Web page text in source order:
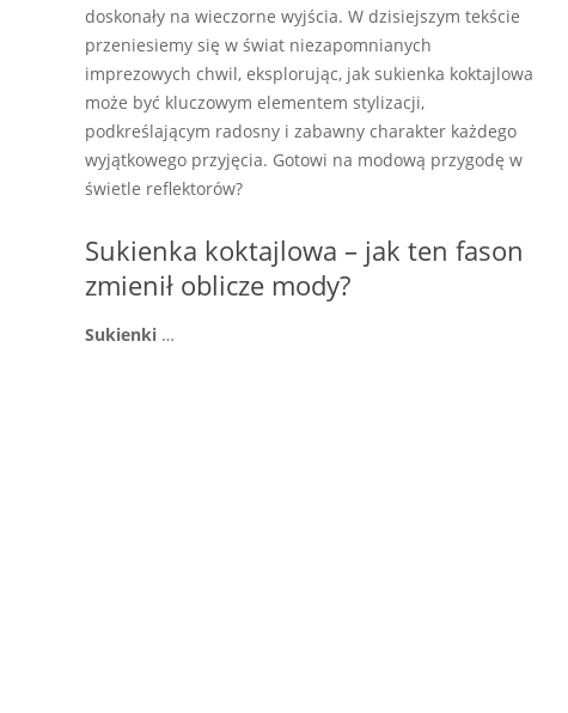
doskonały na wieczorne wyjścia. W dzisiejszym tekście
przeniesiemy się w świat niezapomnianych
imprezowych chwil, eksplorując, jak sukienka koktajlowa
może być kluczowym elementem stylizacji,
podkreślającym radosny i zabawny charakter każdego
wyjątkowego przyjęcia. Gotowi na modową przygodę w
świetle reflektorów?
Sukienka koktajlowa – jak ten fason
zmienił oblicze mody?
Sukienki …